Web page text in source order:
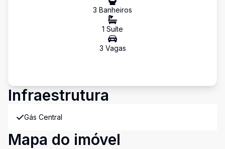
3 Banheiros
1 Suíte
3 Vagas
Infraestrutura
Gás Central
Mapa do imóvel